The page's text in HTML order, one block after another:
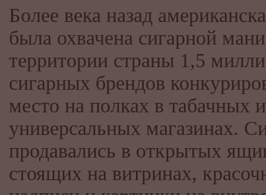
Более века назад
была охвачена сигарной
территории страны 1,5
сигарных брендов
место на полках в табачных и
универсальных магазинах.
продавались в открытых
стоящих на витринах,